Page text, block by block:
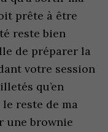
prête à être
reste bien
de préparer la
votre session
qu’en
reste de ma
une brownie